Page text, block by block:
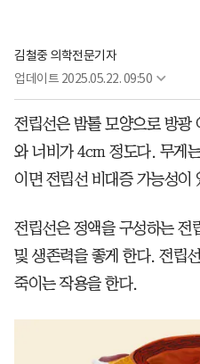
김철중 의학전문기자
업데이트 2025.05.22. 09:50
전립선은 밤톨 모양으로 방광
와 너비가 4cm 정도다. 무게
이면 전립선 비대증 가능성이
전립선은 정액을 구성하는 전
및 생존력을 좋게 한다. 전립
죽이는 작용을 한다.